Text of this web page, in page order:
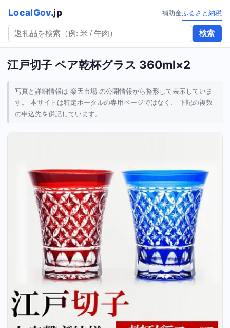
LocalGov.jp
検索
補助金ふるさと納税
江戸切子 ペア乾杯グラス 360ml×2
写真と詳細情報は 楽天市場 の公開情報から整形して表示していま
す。 本サイトは特定ポータルの専用ページではなく、 下記の複数
の申込先を併記しています。